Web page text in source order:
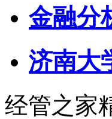
金融分
济南大
经管之家